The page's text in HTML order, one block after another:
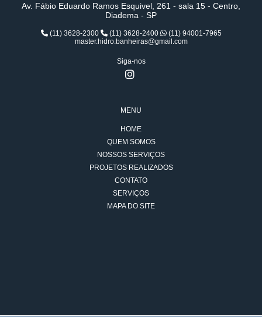
Av. Fábio Eduardo Ramos Esquivel, 261 - sala 15 - Centro,
Diadema - SP
(11) 3628-2300 (11) 3628-2400
(11) 94001-7965
master.hidro.banheiras@gmail.com
Siga-nos
MENU
HOME
QUEM SOMOS
NOSSOS SERVIÇOS
PROJETOS REALIZADOS
CONTATO
SERVIÇOS
MAPA DO SITE